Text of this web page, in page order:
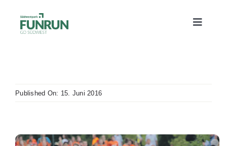
Inhalt
Toggle
Strecken
Published On: 15. Juni 2016